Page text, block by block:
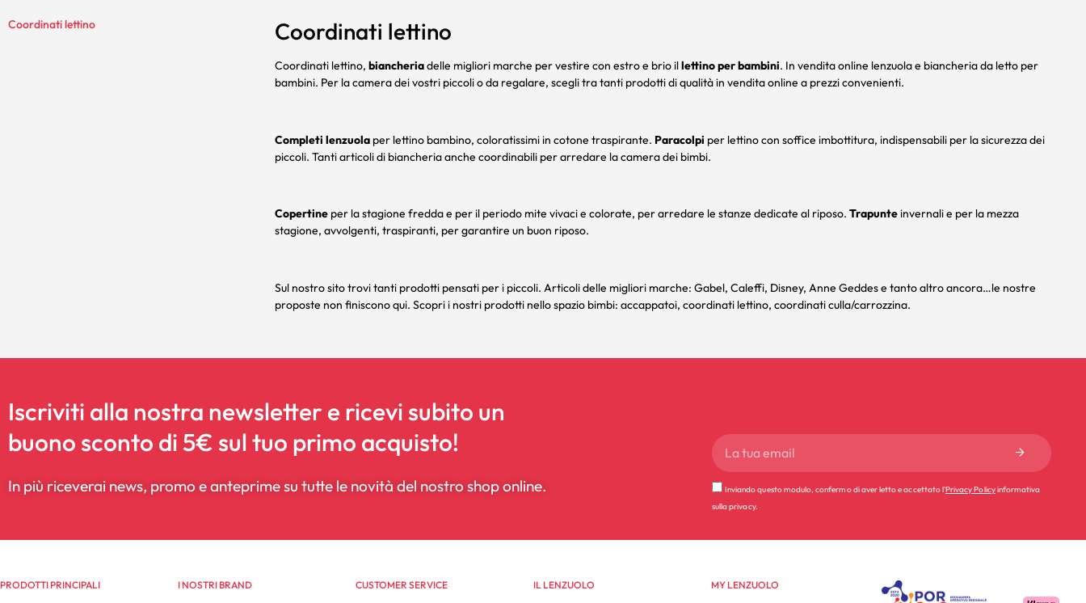
Coordinati lettino Coordinati lettino
Coordinati lettino, biancheriadelle migliori marche per vestire con estro e brio illettino per bambini. In vendita online lenzuola e biancheria da letto per
bambini. Per la camera dei vostri piccoli o da regalare, scegli tra tanti prodotti di qualità in vendita online a prezzi convenienti.
Completi lenzuola per lettino bambino, coloratissimi in cotone traspirante. Paracolpi per lettino con soffice imbottitura, indispensabili per la sicurezza dei
piccoli. Tanti articoli di biancheria anche coordinabili per arredare la camera dei bimbi.
Copertine per la stagione fredda e per il periodo mite vivaci e colorate, per arredare le stanze dedicate al riposo. Trapunteinvernali e per la mezza
stagione, avvolgenti, traspiranti, per garantire un buon riposo.
Sul nostro sito trovi tanti prodotti pensati per i piccoli. Articoli delle migliori marche: Gabel, Caleffi, Disney, Anne Geddese tanto altro ancora…le nostre
proposte non finiscono qui. Scopri i nostri prodotti nello spazio bimbi: accappatoi, coordinati lettino, coordinati culla/carrozzina.
Iscriviti alla nostra newsletter e ricevi subito un
buono sconto di 5€ sul tuo primo acquisto!
In più riceverai news, promo e anteprime su tutte le novità del nostro shop online. Inviando questo modulo, confermo di aver letto e accettato l'Privacy Policyinformativa
sulla privacy.
PRODOTTI PRINCIPALI I NOSTRI BRAND CUSTOMER SERVICE IL LENZUOLO MY LENZUOLO